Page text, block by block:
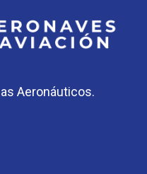
Aeronáuticos.